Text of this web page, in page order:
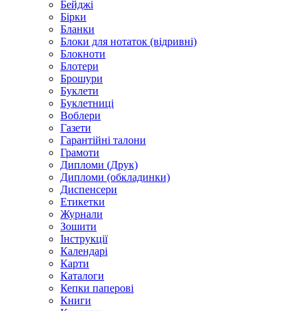
Бейджі
Бірки
Бланки
Блоки для нотаток (відривні)
Блокноти
Блотери
Брошури
Буклети
Буклетниці
Воблери
Газети
Гарантійні талони
Грамоти
Дипломи (Друк)
Дипломи (обкладинки)
Диспенсери
Етикетки
Журнали
Зошити
Інструкції
Календарі
Карти
Каталоги
Кепки паперові
Книги